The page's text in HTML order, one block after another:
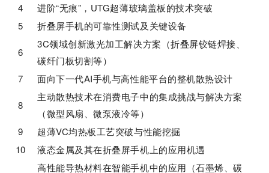
4
进阶“无痕”，UTG超薄玻璃盖板的技术突破
5
折叠屏手机的可靠性测试及关键设备
6
3C领域创新激光加工解决方案（折叠屏铰链焊接、
碳纤门板切割等）
7
面向下一代AI手机与高性能平台的整机散热设计
8
主动散热技术在消费电子中的集成挑战与解决方案
（微型风扇、微泵液冷等）
9
超薄VC均热板工艺突破与性能挖掘
10
液态金属及其在折叠屏手机上的应用机遇
高性能导热材料在智能手机中的应用（石墨烯、碳